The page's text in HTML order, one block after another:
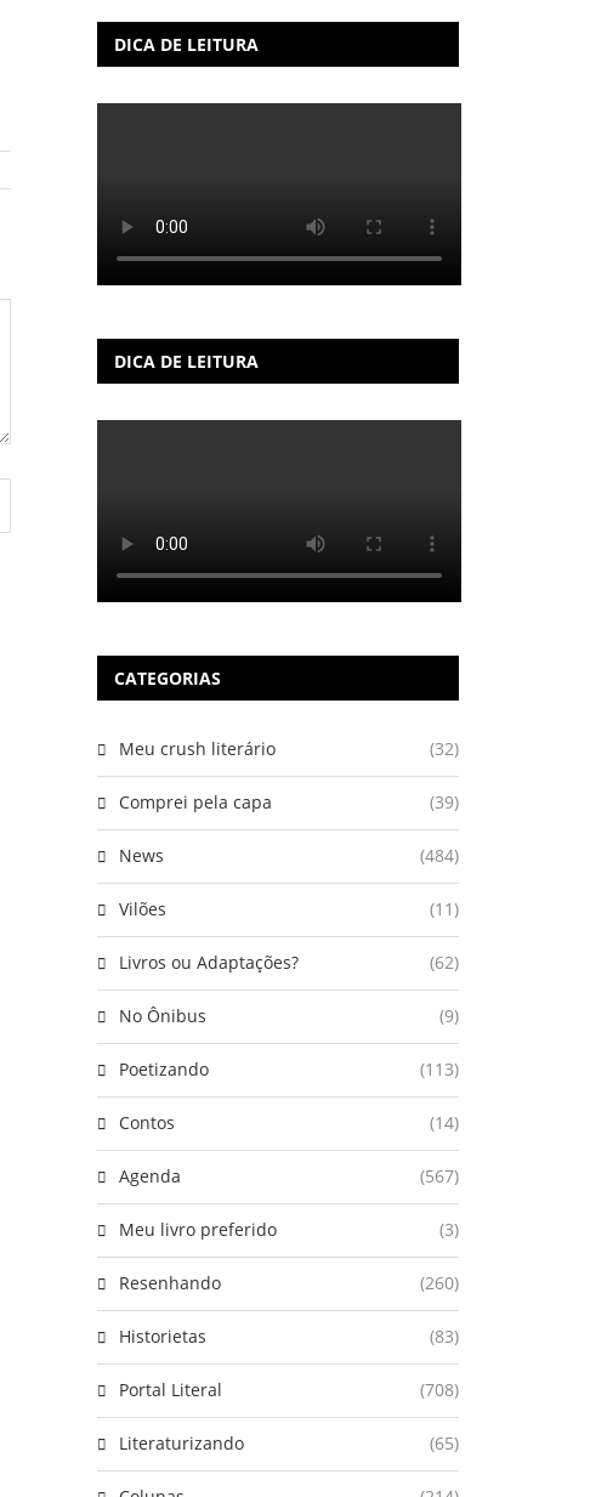
DICA DE LEITURA
DICA DE LEITURA
CATEGORIAS
Meu crush literário (32)
Comprei pela capa (39)
News (484)
Vilões (11)
Livros ou Adaptações? (62)
No Ônibus (9)
Poetizando (113)
Contos (14)
Agenda (567)
Meu livro preferido (3)
Resenhando (260)
Historietas (83)
Portal Literal (708)
Literaturizando (65)